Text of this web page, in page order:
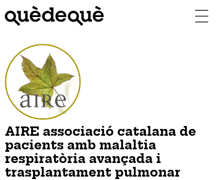
contingut
AIRE associació catalana de
pacients amb malaltia
respiratòria avançada i
trasplantament pulmonar